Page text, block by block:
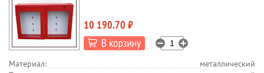
10 190.70 ₽
Материал:
металлический